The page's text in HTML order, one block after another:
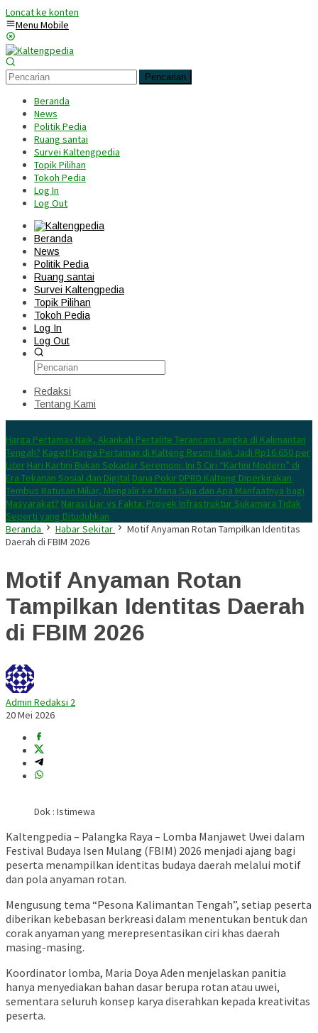
Loncat ke konten
Menu Mobile
Pencarian
Beranda
News
Politik Pedia
Ruang santai
Survei Kaltengpedia
Topik Pilihan
Tokoh Pedia
Log In
Log Out
Beranda
News
Politik Pedia
Ruang santai
Survei Kaltengpedia
Topik Pilihan
Tokoh Pedia
Log In
Log Out
Redaksi
Tentang Kami
Harga Pertamax Naik, Akankah Pertalite Terancam Langka di Kalimantan
Tengah? Kaget! Harga Pertamax di Kalteng Resmi Naik Jadi Rp16.650 per
Liter Hari Kartini Bukan Sekadar Seremoni: Ini 5 Ciri “Kartini Modern” di
Era Tekanan Sosial dan Digital Dana Pokir DPRD Kalteng Diperkirakan
Tembus Ratusan Miliar, Mengalir ke Mana Saja dan Apa Manfaatnya bagi
Masyarakat? Narasi Liar vs Fakta: Proyek Infrastruktur Sukamara Tidak
Seperti yang Dituduhkan
Beranda
Habar Sekitar
Motif Anyaman Rotan Tampilkan Identitas
Daerah di FBIM 2026
Motif Anyaman Rotan
Tampilkan Identitas Daerah
di FBIM 2026
Admin Redaksi 2
20 Mei 2026
Dok : Istimewa
Kaltengpedia – Palangka Raya – Lomba Manjawet Uwei dalam
Festival Budaya Isen Mulang (FBIM) 2026 menjadi ajang bagi
peserta menampilkan identitas budaya daerah melalui motif
dan pola anyaman rotan.
Mengusung tema “Pesona Kalimantan Tengah”, setiap peserta
diberikan kebebasan berkreasi dalam menentukan bentuk dan
corak anyaman yang merepresentasikan ciri khas daerah
masing-masing.
Koordinator lomba, Maria Doya Aden menjelaskan panitia
hanya menyediakan bahan dasar berupa rotan atau uwei,
sementara seluruh konsep karya diserahkan kepada kreativitas
peserta.